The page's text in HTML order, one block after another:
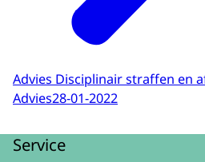
Advies Disciplinair straffen en
Advies28-01-2022
Service